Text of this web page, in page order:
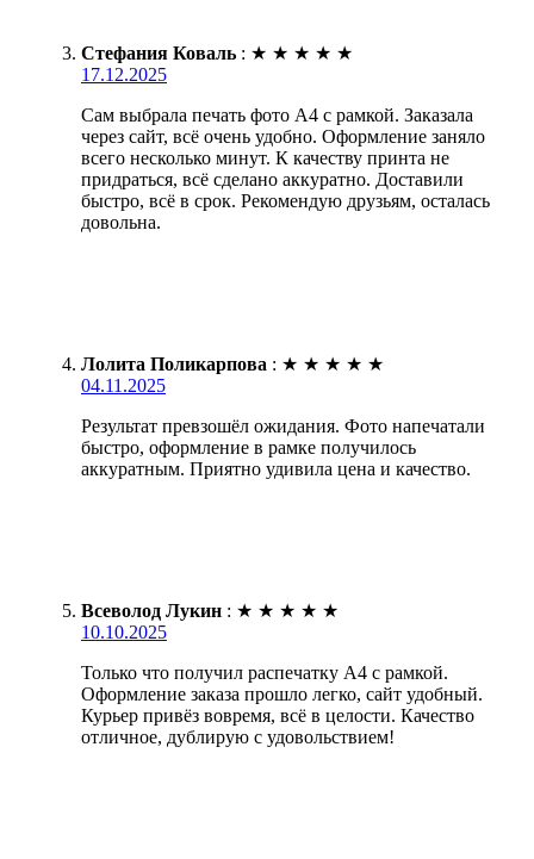
Стефания Коваль : ★ ★ ★ ★ ★
17.12.2025
Сам выбрала печать фото А4 с рамкой. Заказала
через сайт, всё очень удобно. Оформление заняло
всего несколько минут. К качеству принта не
придраться, всё сделано аккуратно. Доставили
быстро, всё в срок. Рекомендую друзьям, осталась
довольна.
Лолита Поликарпова : ★ ★ ★ ★ ★
04.11.2025
Результат превзошёл ожидания. Фото напечатали
быстро, оформление в рамке получилось
аккуратным. Приятно удивила цена и качество.
Всеволод Лукин : ★ ★ ★ ★ ★
10.10.2025
Только что получил распечатку А4 с рамкой.
Оформление заказа прошло легко, сайт удобный.
Курьер привёз вовремя, всё в целости. Качество
отличное, дублирую с удовольствием!